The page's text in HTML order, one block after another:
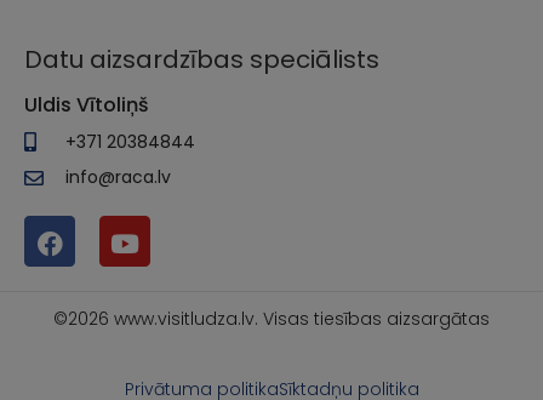
Datu aizsardzības speciālists
Uldis Vītoliņš
+371 20384844
info@raca.lv
©2026 www.visitludza.lv. Visas tiesības aizsargātas
Privātuma politikaSīktadņu politika